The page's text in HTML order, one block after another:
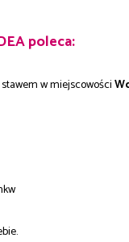
poleca:
w miejscowości